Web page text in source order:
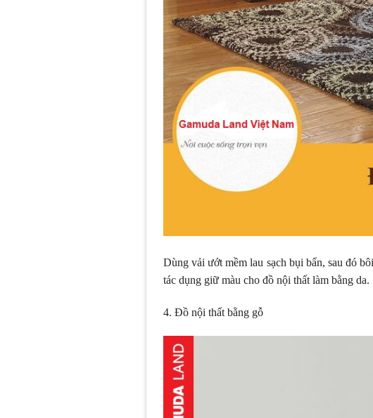
Dùng vải ướt mềm lau sạch bụi bẩn, sau đó
tác dụng giữ màu cho đồ nội thất làm bằng da.
4. Đồ nội thất bằng gỗ